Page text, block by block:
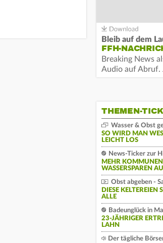
Bleib auf dem
FFH-
Breaking News
Audio auf Abruf.
THEMEN-
Wasser & Obst
SO WIRD MAN
LEICHT LOS
News-Ticker zur
MEHR
WASSERSPAREN
Obst abgeben -
DIESE KELTEREIEN
ALLE
Badeunglück in
23-JÄHRIGER
LAHN
Der tägliche